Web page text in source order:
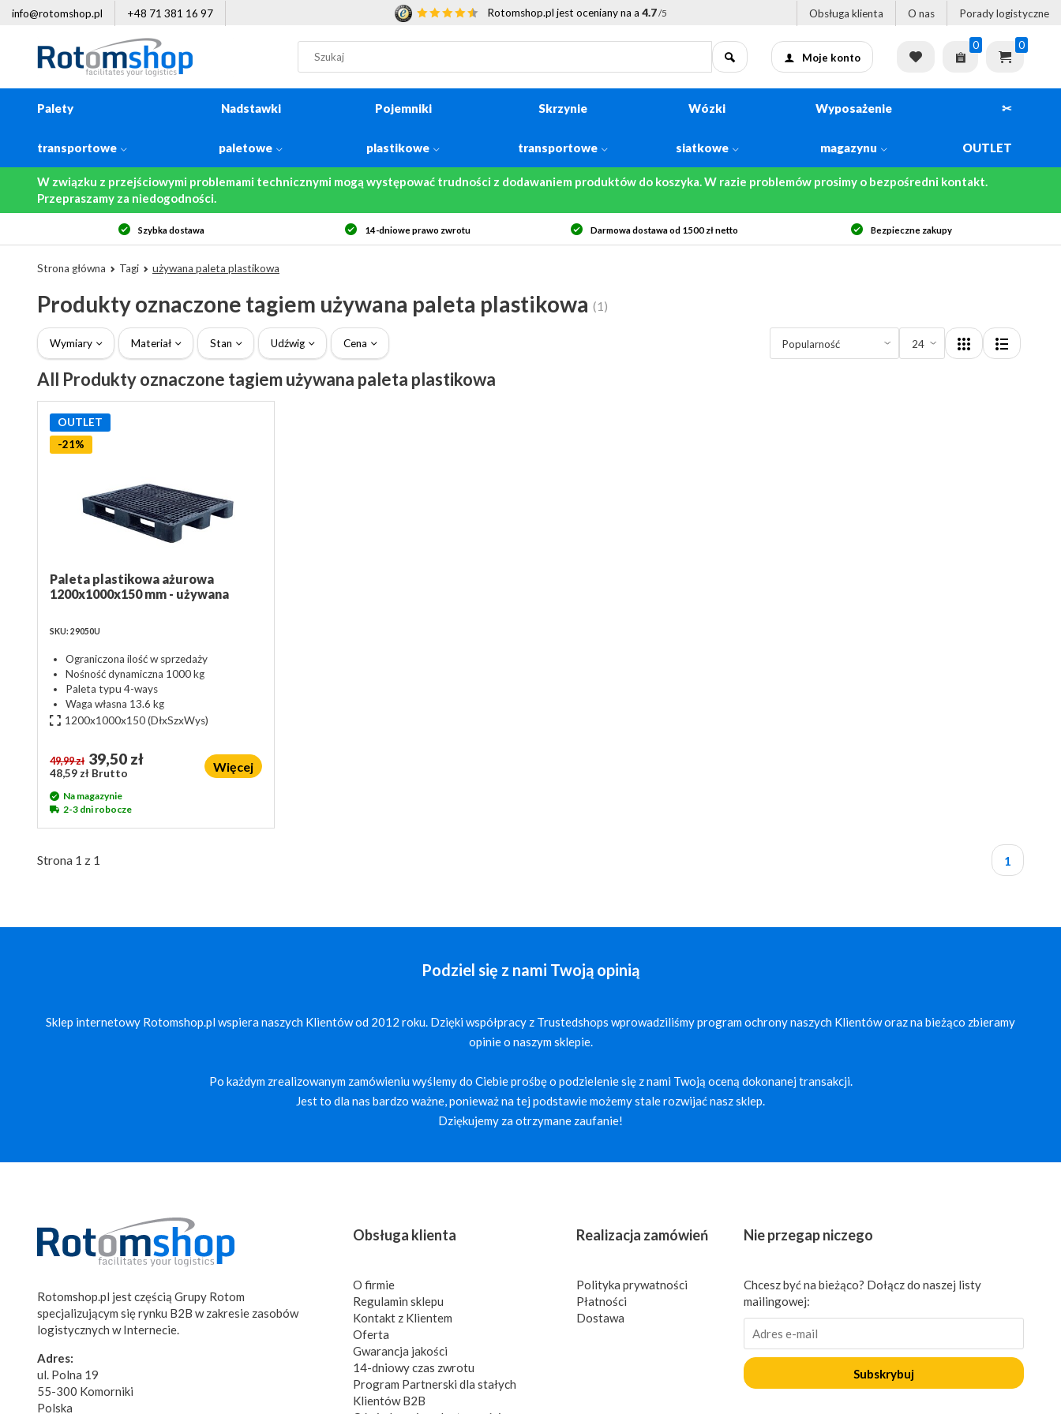
info@rotomshop.pl +48 71 381 16 97 Rotomshop.pl jest oceniany na a 4.7/5 Obsługa klienta O nas Porady logistyczne
Moje konto
0 0
Palety
transportowe
Nadstawki
paletowe
Pojemniki
plastikowe
Skrzynie
transportowe
Wózki
siatkowe
Wyposażenie
magazynu
✂
OUTLET
W związku z przejściowymi problemami technicznymi mogą występować trudności z dodawaniem produktów do koszyka. W razie problemów prosimy o bezpośredni kontakt.
Przepraszamy za niedogodności.
Szybka dostawa 14-dniowe prawo zwrotu Darmowa dostawa od 1500 zł netto Bezpieczne zakupy
Strona główna Tagi używana paleta plastikowa
Produkty oznaczone tagiem używana paleta plastikowa (1)
Wymiary Materiał Stan Udźwig Cena
All Produkty oznaczone tagiem używana paleta plastikowa
OUTLET
-21%
Paleta plastikowa ażurowa
1200x1000x150 mm - używana
SKU: 29050U
Ograniczona ilość w sprzedaży
Nośność dynamiczna 1000 kg
Paleta typu 4-ways
Waga własna 13.6 kg
1200x1000x150(DłxSzxWys)
49,99 zł 39,50 zł
48,59 zł Brutto Więcej
Na magazynie
2-3 dni robocze
Strona 1 z 1 1
Podziel się z nami Twoją opinią
Sklep internetowy Rotomshop.pl wspiera naszych Klientów od 2012 roku. Dzięki współpracy z Trustedshops wprowadziliśmy program ochrony naszych Klientów oraz na bieżąco zbieramy
opinie o naszym sklepie.
Po każdym zrealizowanym zamówieniu wyślemy do Ciebie prośbę o podzielenie się z nami Twoją oceną dokonanej transakcji.
Jest to dla nas bardzo ważne, ponieważ na tej podstawie możemy stale rozwijać nasz sklep.
Dziękujemy za otrzymane zaufanie!
Rotomshop.pl jest częścią Grupy Rotom
specjalizującym się rynku B2B w zakresie zasobów
logistycznych w Internecie.
Adres:
ul. Polna 19
55-300 Komorniki
Polska
Obsługa klienta
O firmie
Regulamin sklepu
Kontakt z Klientem
Oferta
Gwarancja jakości
14-dniowy czas zwrotu
Program Partnerski dla stałych
Klientów B2B
Realizacja zamówień
Polityka prywatności
Płatności
Dostawa
Nie przegap niczego
Chcesz być na bieżąco? Dołącz do naszej listy
mailingowej:
Subskrybuj